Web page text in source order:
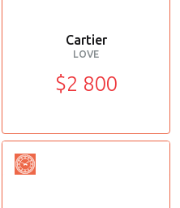
Cartier
LOVE
$2 800